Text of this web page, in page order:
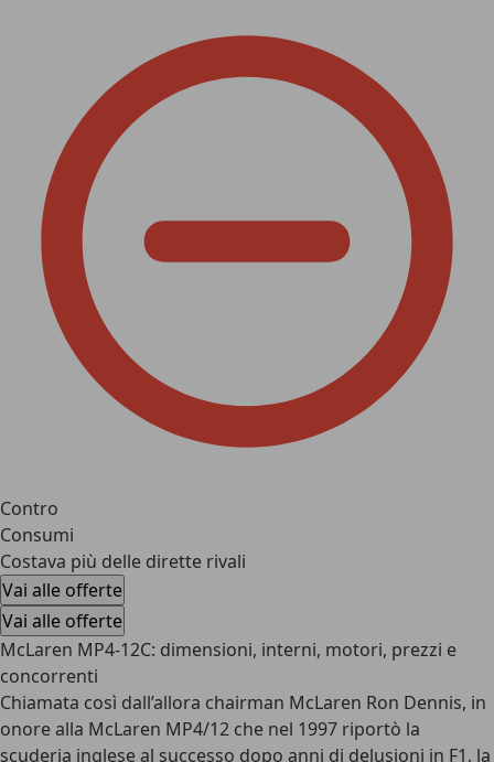
Contro
Consumi
Costava più delle dirette rivali
Vai alle offerte
Vai alle offerte
McLaren MP4-12C: dimensioni, interni, motori, prezzi e
concorrenti
Chiamata così dall’allora chairman McLaren Ron Dennis, in
onore alla McLaren MP4/12 che nel 1997 riportò la
scuderia inglese al successo dopo anni di delusioni in F1, la